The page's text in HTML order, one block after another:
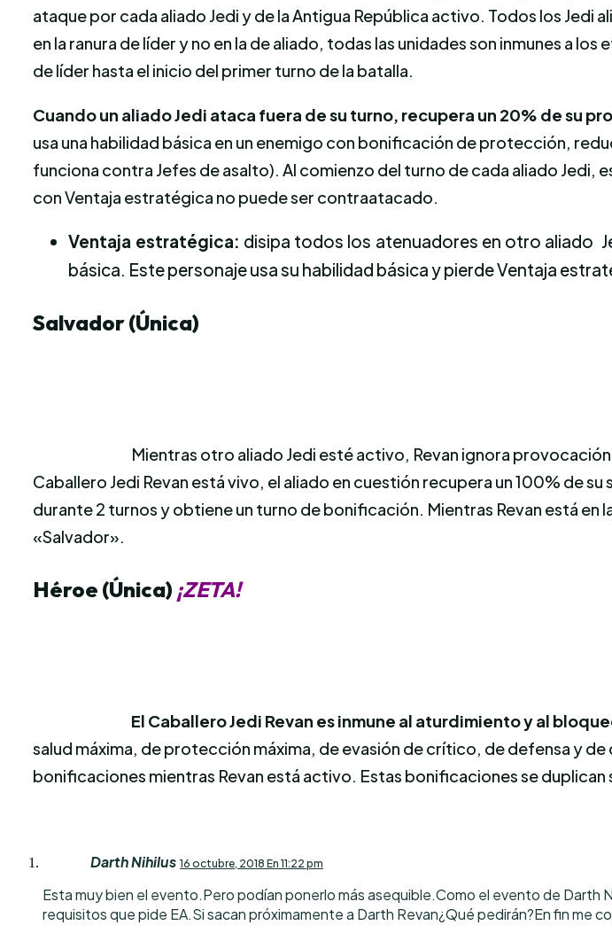
ataque por cada aliado Jedi y de la Antigua República activo. Todos los Jedi
en la ranura de líder y no en la de aliado, todas las unidades son inmunes a
de líder hasta el inicio del primer turno de la batalla.
Cuando un aliado Jedi ataca fuera de su turno, recupera un 20% de su
usa una habilidad básica en un enemigo con bonificación de protección,
funciona contra Jefes de asalto). Al comienzo del turno de cada aliado Jedi,
con Ventaja estratégica no puede ser contraatacado.
Ventaja estratégica: disipa todos los atenuadores en otro aliado
básica. Este personaje usa su habilidad básica y pierde Ventaja
Salvador (Única)
Mientras otro aliado Jedi esté activo, Revan ignora
Caballero Jedi Revan está vivo, el aliado en cuestión recupera un 100% de
durante 2 turnos y obtiene un turno de bonificación. Mientras Revan está en
«Salvador».
Héroe (Única) ¡ZETA!
El Caballero Jedi Revan es inmune al aturdimiento y al
salud máxima, de protección máxima, de evasión de crítico, de defensa y
bonificaciones mientras Revan está activo. Estas bonificaciones se duplican
Darth Nihilus 16 octubre, 2018 En 11:22 pm
Esta muy bien el evento.Pero podían ponerlo más asequible.Como el evento de
requisitos que pide EA.Si sacan próximamente a Darth Revan¿Qué pedirán?En fin me